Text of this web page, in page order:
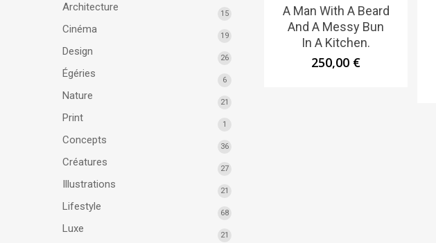
Architecture
15
Cinéma
19
Design
26
Égéries
6
Nature
21
Print
1
Concepts
36
Créatures
27
Illustrations
21
Lifestyle
68
Luxe
21
A Man With A Beard
And A Messy Bun
In A Kitchen.
250,00 €